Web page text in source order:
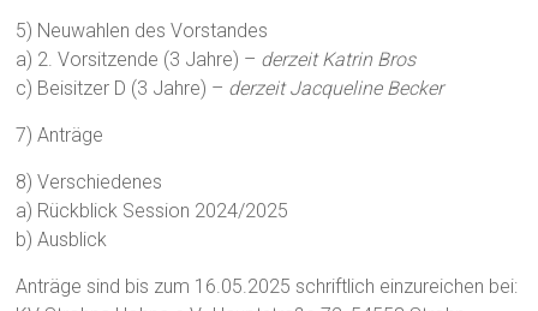
5) Neuwahlen des Vorstandes
a) 2. Vorsitzende (3 Jahre) – derzeit Katrin Bros
c) Beisitzer D (3 Jahre) – derzeit Jacqueline Becker
7) Anträge
8) Verschiedenes
a) Rückblick Session 2024/2025
b) Ausblick
Anträge sind bis zum 16.05.2025 schriftlich einzureichen bei: